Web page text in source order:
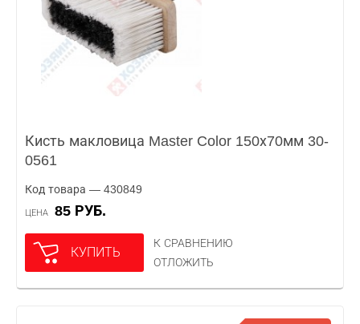
Кисть макловица Master Color 150х70мм 30-
0561
Код товара — 430849
ЦЕНА 85 РУБ.
КУПИТЬ
К СРАВНЕНИЮ
ОТЛОЖИТЬ